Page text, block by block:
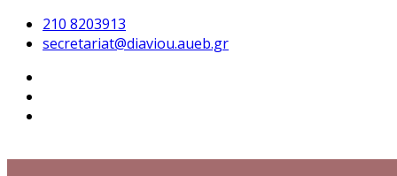
210 8203913
secretariat@diaviou.aueb.gr